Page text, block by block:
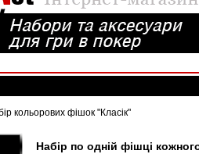
кольорових фішок "Класік"
Набір по одній фішці